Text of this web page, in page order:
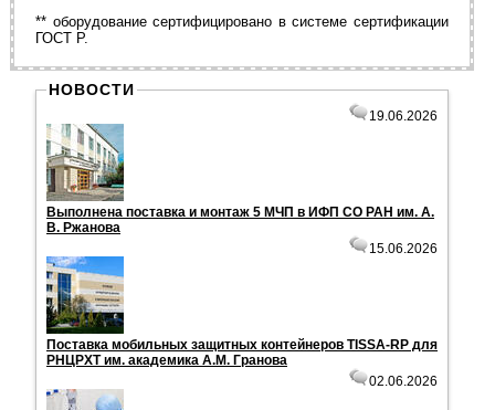
** оборудование сертифицировано в системе сертификации
ГОСТ Р.
НОВОСТИ
19.06.2026
Вы­пол­не­на по­став­ка и мон­таж 5 МЧП в ИФП СО РАН им. А.
В. Ржа­но­ва
15.06.2026
По­став­ка мо­биль­ных за­щит­ных кон­тей­не­ров TISSA-RP для
РНЦРХТ им. ака­де­ми­ка А.М. Гра­но­ва
02.06.2026